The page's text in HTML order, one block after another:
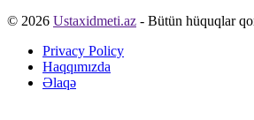
© 2026 Ustaxidmeti.az - Bütün hüquqlar
Privacy Policy
Haqqımızda
Əlaqə